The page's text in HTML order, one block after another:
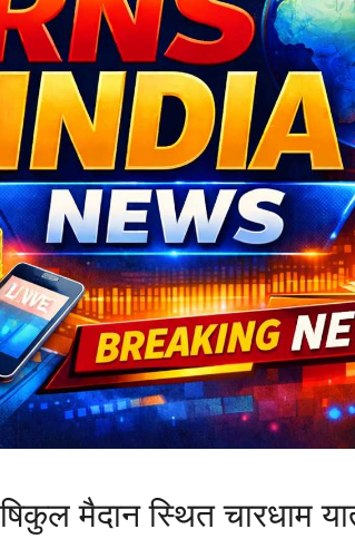
मैदान स्थित चारधाम